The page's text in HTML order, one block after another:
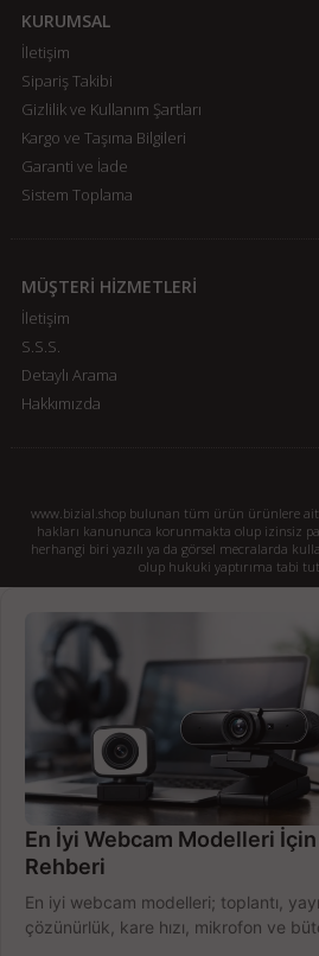
KURUMSAL
İletişim
Sipariş Takibi
Gizlilik ve Kullanım Şartları
Kargo ve Taşıma Bilgileri
Garanti ve İade
Sistem Toplama
MÜŞTERİ HİZMETLERİ
İletişim
S.S.S.
Detaylı Arama
Hakkımızda
www.bizial.shop bulunan tüm ürün ürünlere ait
hakları kanununca korunmakta olup izinsiz
herhangi biri yazılı ya da görsel mecralarda
olup hukuki yaptırıma tabi
En İyi Webcam Modelleri
Rehberi
En iyi webcam modelleri; toplantı,
çözünürlük, kare hızı, mikrofon ve